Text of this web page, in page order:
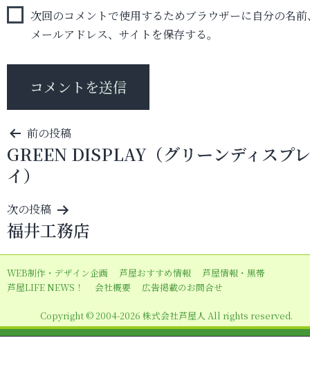
次回のコメントで使用するためブラウザーに自分の名前
メールアドレス、サイトを保存する。
投
稿
ナ
ビ
ゲ
ー
シ
ョ
前の投稿
GREEN DISPLAY（グリーンディスプレ
イ）
次の投稿
福井工務店
WEB制作・デザイン企画 芦屋おすすめ情報
芦屋情報・黒帯
芦屋LIFE NEWS！
会社概要 広告掲載のお問合せ
Copyright © 2004-2026 株式会社芦屋人 All rights reserved.